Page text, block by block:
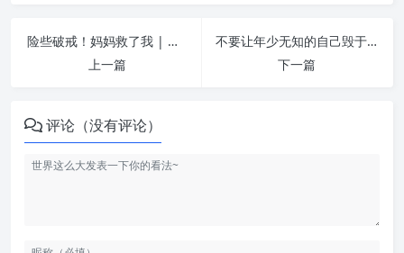
险些破戒！妈妈救了我 | 纵欲危害
上一篇
不要让年少无知的自己毁于一旦 | 纵欲危害
下一篇
评论（没有评论）